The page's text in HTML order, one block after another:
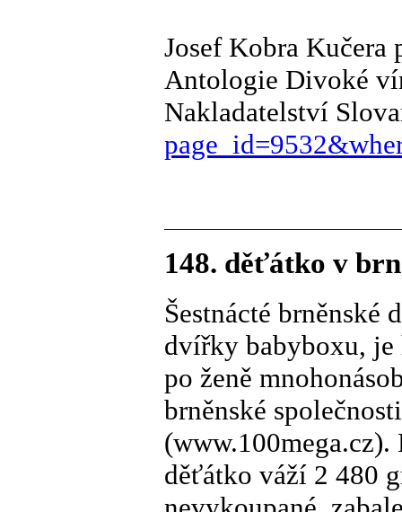
Josef Kobra Kučera
Antologie Divoké
Nakladatelství
148. děťátko v
Šestnácté
dvířky babyboxu, je
po ženě
brněnské
děťátko váží 2 480